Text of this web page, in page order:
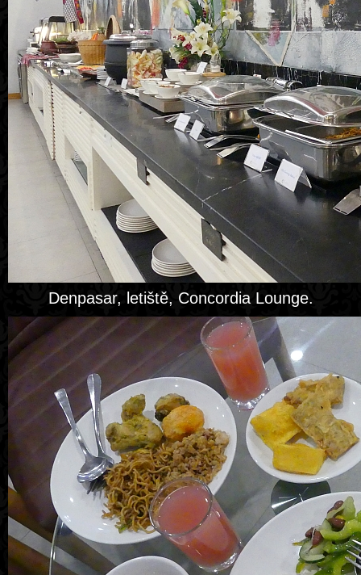
Denpasar, letiště, Concordia Lounge.